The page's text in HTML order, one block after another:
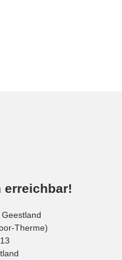
erreichbar!
Therme)